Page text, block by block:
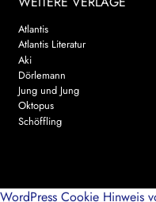
Atlantis
Atlantis Literatur
Aki
Dörlemann
Jung und Jung
Oktopus
Schöffling
WordPress Cookie Hinweis